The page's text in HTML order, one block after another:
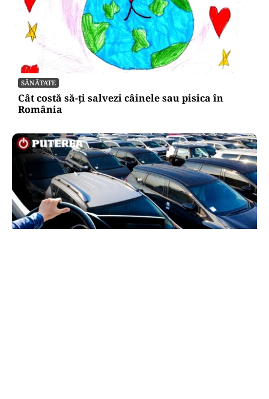
SĂNĂTATE
Cât costă să-ți salvezi câinele sau pisica în
România